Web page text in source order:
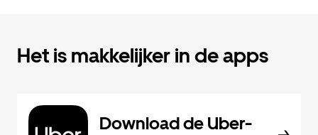
Het is makkelijker in de apps
Download de Uber-